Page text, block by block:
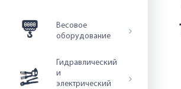
Весовое
оборудование
Гидравлический
и
электрический